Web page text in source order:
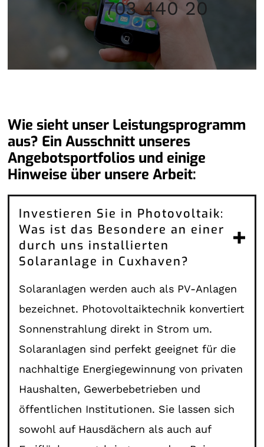
0451 703 440 20
Wie sieht unser Leistungsprogramm
aus? Ein Ausschnitt unseres
Angebotsportfolios und einige
Hinweise über unsere Arbeit:
Investieren Sie in Photovoltaik:
Was ist das Besondere an einer
durch uns installierten
Solaranlage in Cuxhaven?
Solaranlagen werden auch als PV-Anlagen
bezeichnet. Photovoltaiktechnik konvertiert
Sonnenstrahlung direkt in Strom um.
Solaranlagen sind perfekt geeignet für die
nachhaltige Energiegewinnung von privaten
Haushalten, Gewerbebetrieben und
öffentlichen Institutionen. Sie lassen sich
sowohl auf Hausdächern als auch auf